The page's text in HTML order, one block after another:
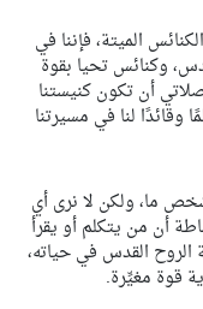
الميتة، فإننا في
وكنائس تحيا بقوة
أن تكون كنيستنا
لنا في مسيرتنا
ما، ولكن لا نرى أي
أن من يتكلم أو يقرأ
القدس في حياته،
قوة مغيِّرة.